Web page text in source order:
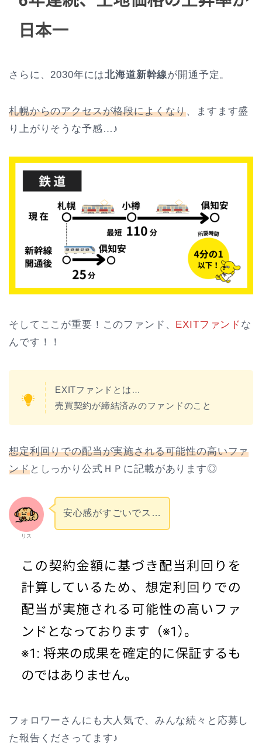
さらに、2030年には北海道新幹線が開通予定。
札幌からのアクセスが格段によくなり、ますます盛
り上がりそうな予感…♪
そしてここが重要！このファンド、 EXITファンド な
んです！！
EXITファンドとは…
売買契約が締結済みのファンドのこと
想定利回りでの配当が実施される可能性の高いファ
ンドとしっかり公式ＨＰに記載があります◎
リス
安心感がすごいでス…
フォロワーさんにも大人気で、みんな続々と応募し
た報告くださってます♪